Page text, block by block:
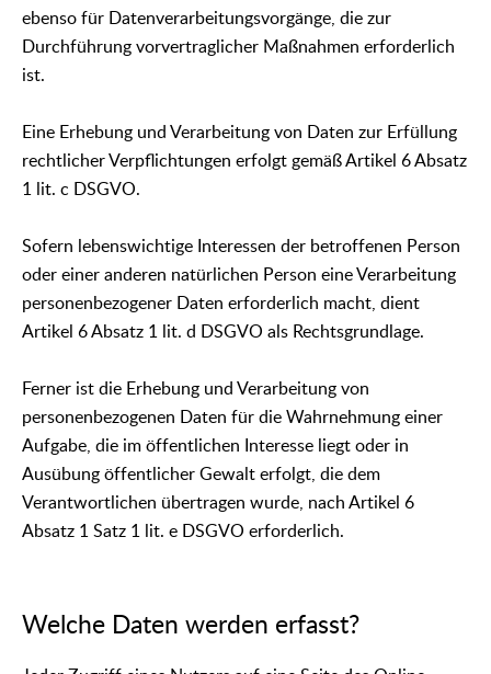
ebenso für Datenverarbeitungsvorgänge, die zur
Durchführung vorvertraglicher Maßnahmen erforderlich
ist.
Eine Erhebung und Verarbeitung von Daten zur Erfüllung
rechtlicher Verpflichtungen erfolgt gemäß Artikel 6 Absatz
1 lit. c DSGVO.
Sofern lebenswichtige Interessen der betroffenen Person
oder einer anderen natürlichen Person eine Verarbeitung
personenbezogener Daten erforderlich macht, dient
Artikel 6 Absatz 1 lit. d DSGVO als Rechtsgrundlage.
Ferner ist die Erhebung und Verarbeitung von
personenbezogenen Daten für die Wahrnehmung einer
Aufgabe, die im öffentlichen Interesse liegt oder in
Ausübung öffentlicher Gewalt erfolgt, die dem
Verantwortlichen übertragen wurde, nach Artikel 6
Absatz 1 Satz 1 lit. e DSGVO erforderlich.
Welche Daten werden erfasst?